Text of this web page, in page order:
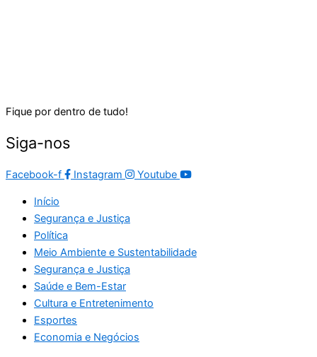
Fique por dentro de tudo!
Siga-nos
Facebook-f Instagram Youtube
Início
Segurança e Justiça
Política
Meio Ambiente e Sustentabilidade
Segurança e Justiça
Saúde e Bem-Estar
Cultura e Entretenimento
Esportes
Economia e Negócios